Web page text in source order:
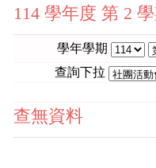
114 學年度 第 2
學年學期
查詢下拉
查無資料